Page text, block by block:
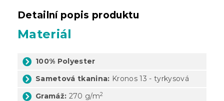
Detailní popis produktu
Materiál
100% Polyester
Sametová tkanina: Kronos 13 - tyrkysová
Gramáž: 270 g/m2